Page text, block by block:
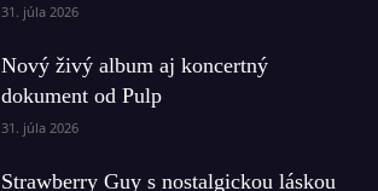
31. júla 2026
Nový živý album aj koncertný
dokument od Pulp
31. júla 2026
Strawberry Guy s nostalgickou láskou